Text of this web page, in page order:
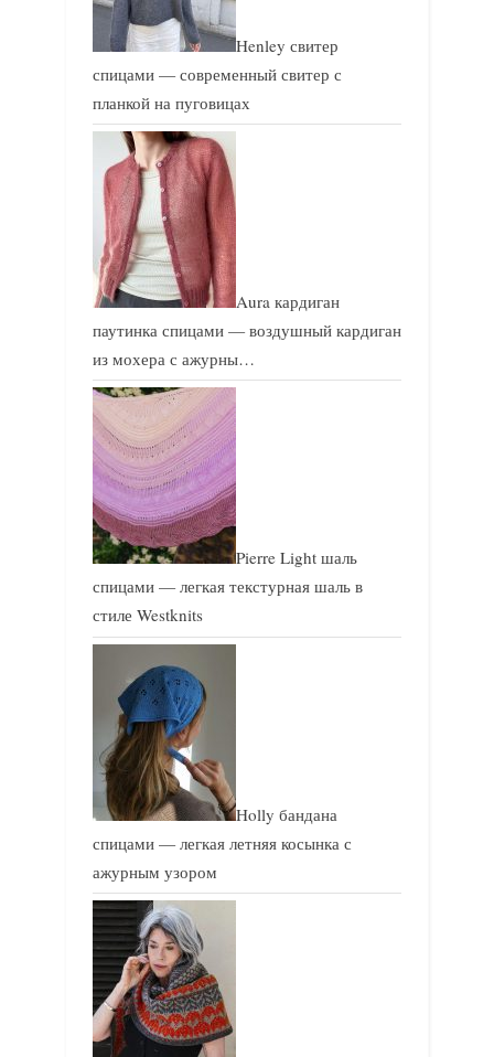
Henley свитер
спицами — современный свитер с
планкой на пуговицах
Aura кардиган
паутинка спицами — воздушный кардиган
из мохера с ажурны…
Pierre Light шаль
спицами — легкая текстурная шаль в
стиле Westknits
Holly бандана
спицами — легкая летняя косынка с
ажурным узором